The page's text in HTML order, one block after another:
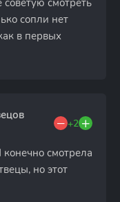
смотреть
сопли нет
в первых
+2
смотрела
но этот